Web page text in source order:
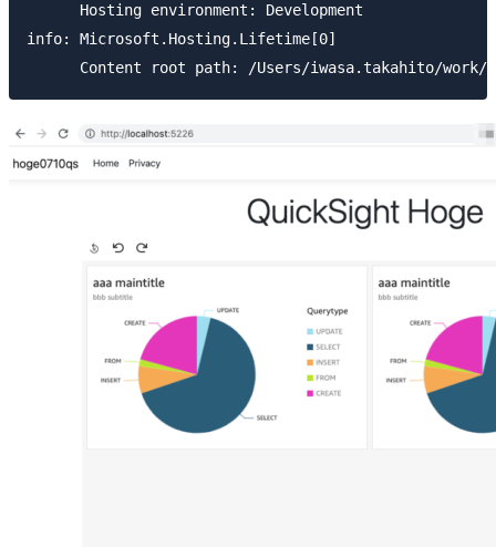
      Hosting environment: Development
info: Microsoft.Hosting.Lifetime[0]